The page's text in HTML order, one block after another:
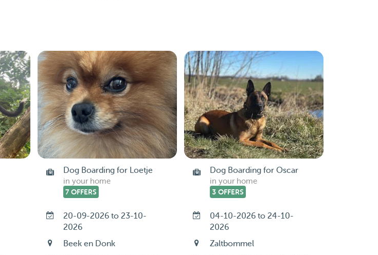
Dog Boarding for Loetje
in your home
7 OFFERS
20-09-2026 to 23-10-
2026
Beek en Donk
Dog Boarding for Oscar
in your home
3 OFFERS
04-10-2026 to 24-10-
2026
Zaltbommel